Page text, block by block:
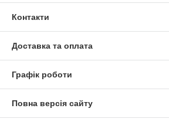
Контакти
Доставка та оплата
Графік роботи
Повна версія сайту